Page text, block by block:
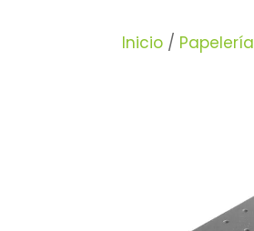
Inicio / Papelería